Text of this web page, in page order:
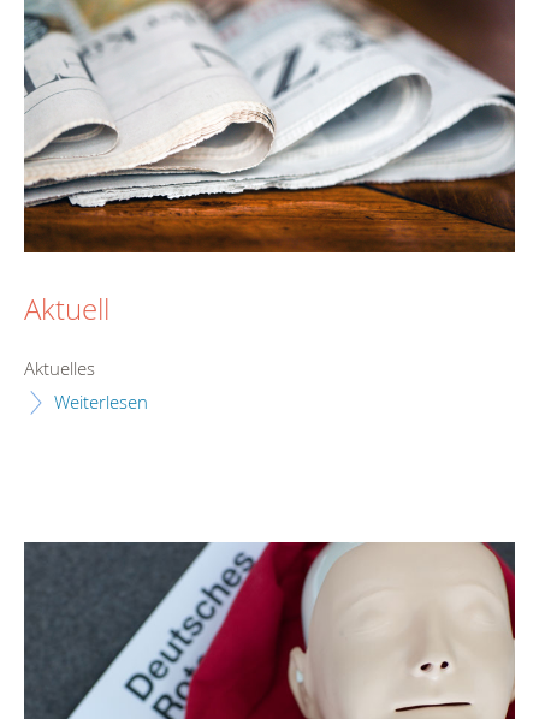
Aktuell
Aktuelles
Weiterlesen